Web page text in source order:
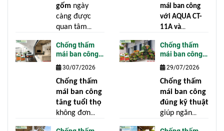
gốmngày
càng được
quan tâm
trình dân
dụng, khu nghỉ
dưỡng, cảnh
quan sân vườn
cũng như
ngành sản
xuất gốm xuất
mái ban công
với AQUA CT-
11A và
chỉ giúp ngăn
nước thẩm
thấu mà còn
góp phần bảo
vệ toàn bộ kết
cấu công trình
trước những
Chống thấm
mái ban công
tăng tuổi thọ
30/07/2026
Chống thấm
mái ban công
tăng tuổi thọ
không đơn
Chống thấm
mái ban công
đúng kỹ thuật
29/07/2026
Chống thấm
mái ban công
đúng kỹ thuật
giúp ngăn